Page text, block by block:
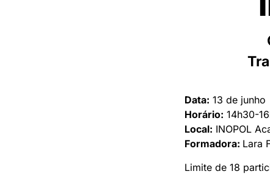
Data: 13 de junho
Horário: 14h30-
Local: INOPOL
Formadora: Lara
Limite de 18